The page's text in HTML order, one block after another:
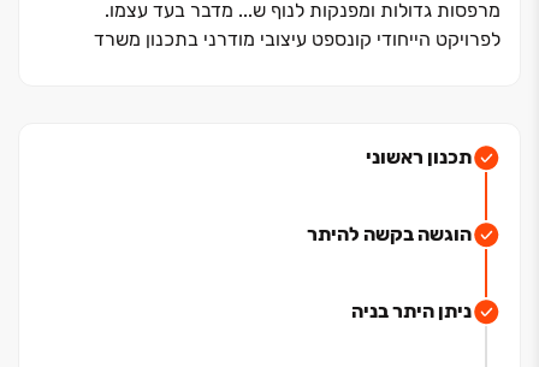
מרפסות גדולות ומפנקות לנוף ש... מדבר בעד עצמו.
לפרויקט הייחודי קונספט עיצובי מודרני בתכנון משרד
עם ‏7 דונם של פארקים ירוקים ומתוכננים בה מבני ציבור
ייחודית מרשימה עם בנייני יוקרה, ווילות פרטיות ודירות
נופש.
תכנון ראשוני
הוגשה בקשה להיתר
ניתן היתר בניה